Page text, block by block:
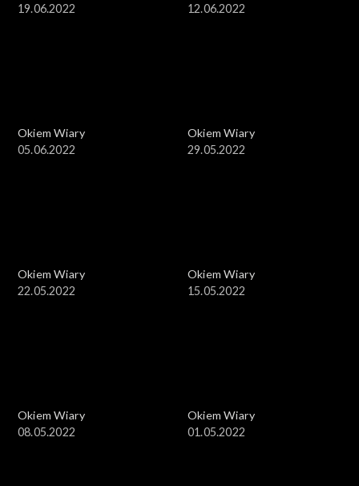
19.06.2022
12.06.2022
Okiem Wiary
05.06.2022
Okiem Wiary
29.05.2022
Okiem Wiary
22.05.2022
Okiem Wiary
15.05.2022
Okiem Wiary
08.05.2022
Okiem Wiary
01.05.2022